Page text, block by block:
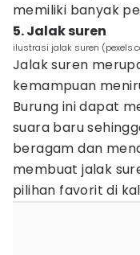
memiliki banyak
5. Jalak suren
ilustrasi jalak suren
Jalak suren
kemampuan
Burung ini dapat
suara baru
beragam dan
membuat jalak
pilihan favorit di